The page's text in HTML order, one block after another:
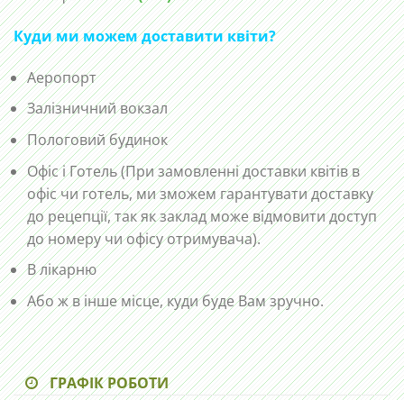
Куди ми можем доставити квіти?
Аеропорт
Залізничний вокзал
Пологовий будинок
Офіс і Готель (При замовленні доставки квітів в
офіс чи готель, ми зможем гарантувати доставку
до рецепції, так як заклад може відмовити доступ
до номеру чи офісу отримувача).
В лікарню
Або ж в інше місце, куди буде Вам зручно.
ГРАФІК РОБОТИ